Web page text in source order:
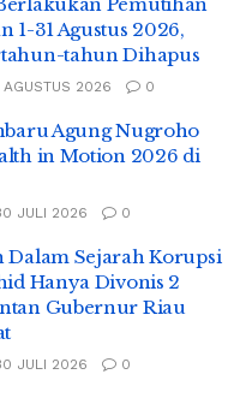
1-31 Agustus 2026,
tahun Dihapus
2026 0
Agung Nugroho
in Motion 2026 di
JULI 2026 0
Dalam Sejarah Korupsi
Hanya Divonis 2
Gubernur Riau
JULI 2026 0